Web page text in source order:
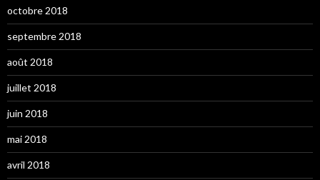
octobre 2018
septembre 2018
août 2018
juillet 2018
juin 2018
mai 2018
avril 2018